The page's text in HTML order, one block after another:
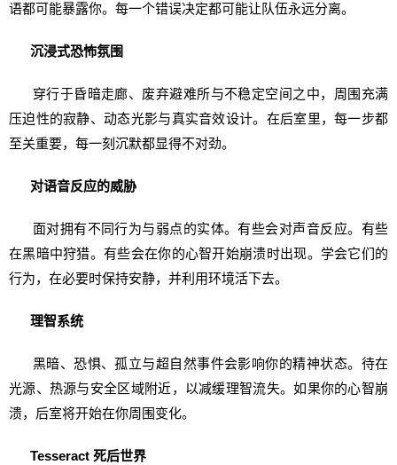
语都可能暴露你。每一个错误决定都可能让队伍永远分离。
沉浸式恐怖氛围
穿行于昏暗走廊、废弃避难所与不稳定空间之中，周围充满
压迫性的寂静、动态光影与真实音效设计。在后室里，每一步都
至关重要，每一刻沉默都显得不对劲。
对语音反应的威胁
面对拥有不同行为与弱点的实体。有些会对声音反应。有些
在黑暗中狩猎。有些会在你的心智开始崩溃时出现。学会它们的
行为，在必要时保持安静，并利用环境活下去。
理智系统
黑暗、恐惧、孤立与超自然事件会影响你的精神状态。待在
光源、热源与安全区域附近，以减缓理智流失。如果你的心智崩
溃，后室将开始在你周围变化。
Tesseract 死后世界